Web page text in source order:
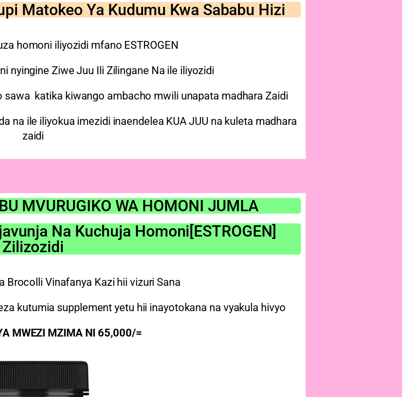
Matokeo Ya Kudumu Kwa Sababu Hizi
homoni iliyozidi mfano ESTROGEN
nyingine Ziwe Juu Ili Zilingane Na ile iliyozidi
katika kiwango ambacho mwili unapata madhara Zaidi
na ile iliyokua imezidi inaendelea KUA JUU na kuleta madhara
zaidi
MVURUGIKO WA HOMONI JUMLA
Na Kuchuja Homoni[ESTROGEN]
Zilizozidi
Brocolli Vinafanya Kazi hii vizuri Sana
kutumia supplement yetu hii inayotokana na vyakula hivyo
MWEZI MZIMA NI 65,000/=